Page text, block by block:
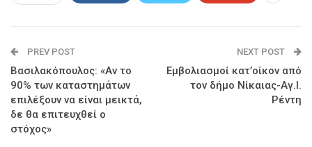
PREV POST
Βασιλακόπουλος: «Αν το
90% των καταστημάτων
επιλέξουν να είναι μεικτά,
δε θα επιτευχθεί ο
στόχος»
NEXT POST
Εμβολιασμοί κατ’οίκον από
τον δήμο Νίκαιας-Αγ.Ι.
Ρέντη